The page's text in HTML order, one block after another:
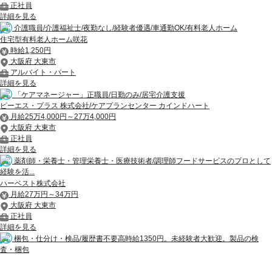
正社員
詳細を見る
介護職員/介護福祉士/夜勤なし/経験者優遇/車通勤OK/有料老人ホーム
住宅型有料老人ホーム咲花
時給1,250円
大阪府 大東市
アルバイト・パート
詳細を見る
「ケアマネージャー」正職員/日勤のみ/居宅介護支援
ピーエス・プラス 株式会社/ケアプランセンター カインドハート
月給25万4,000円～27万4,000円
大阪府 大東市
正社員
詳細を見る
薬剤師・栄養士・管理栄養士・医療技術者/調理師フードサービスのプロとして
経験を活...
ハーベスト株式会社
月給27万円～34万円
大阪府 大東市
正社員
詳細を見る
梱包・仕分け・検品/履歴書不要高時給1350円。未経験者大歓迎。製品の検
査・梱包